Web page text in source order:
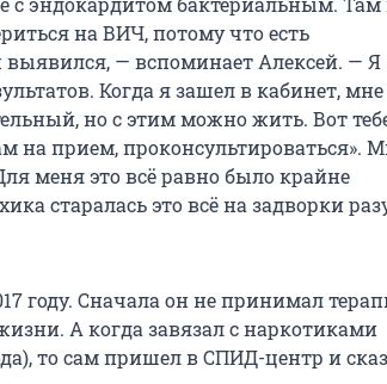
на ВИЧ, потому что есть
выявился, — вспоминает Алексей. — Я
Когда я зашел в кабинет, мне
но с этим можно жить. Вот
на прием, проконсультироваться».
меня это всё равно было крайне
старалась это всё на задворки
году. Сначала он не принимал
А когда завязал с наркотиками
то сам пришел в СПИД-центр и